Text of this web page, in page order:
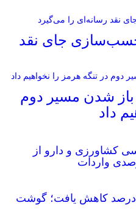
جای نقد
شدن مسیر دوم
داد
اساسی کشاورزی و دارو از
قیمت گوسفند زنده ۳۰ درصد کاهش یافت؛ گوشت